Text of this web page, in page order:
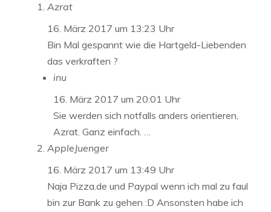
Azrat
16. März 2017 um 13:23 Uhr
Bin Mal gespannt wie die Hartgeld-Liebenden
das verkraften ?
inu
16. März 2017 um 20:01 Uhr
Sie werden sich notfalls anders orientieren,
Azrat. Ganz einfach. …
AppleJuenger
16. März 2017 um 13:49 Uhr
Naja Pizza.de und Paypal wenn ich mal zu faul
bin zur Bank zu gehen :D Ansonsten habe ich